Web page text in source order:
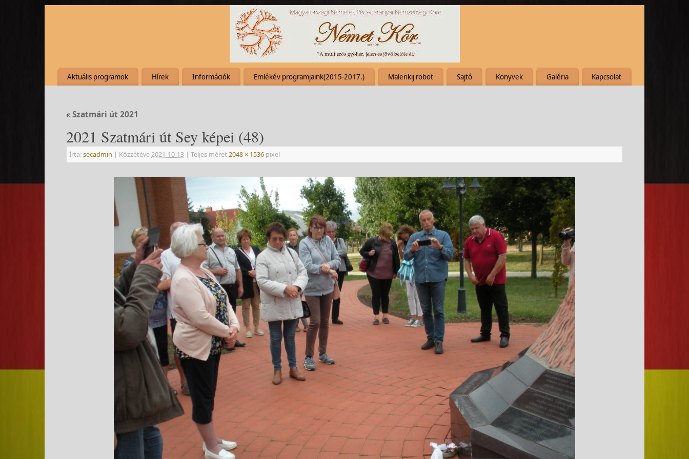
Aktuális programok Hírek Információk Emlékév programjaink(2015-2017.) Malenkij robot Sajtó Könyvek Galéria Kapcsolat
«Szatmári út 2021
2021 Szatmári út Sey képei (48)
Írta:secadmin | Közzétéve2021-10-13 | Teljes méret 2048 × 1536 pixel